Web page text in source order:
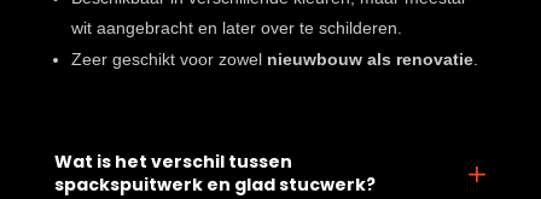
wit aangebracht en later over te schilderen.
Zeer geschikt voor zowel nieuwbouw als renovatie.
Wat is het verschil tussen
spackspuitwerk en glad stucwerk?